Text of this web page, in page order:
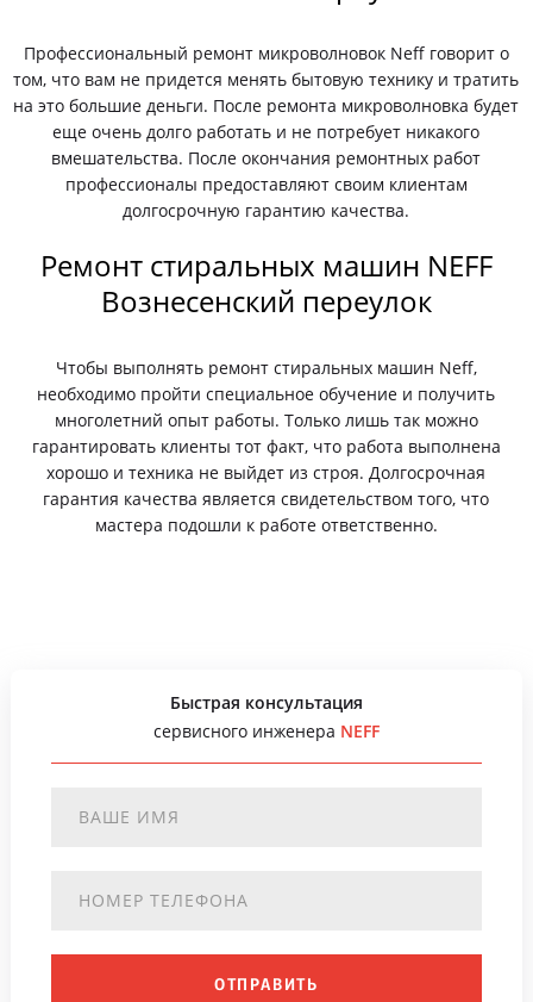
Профессиональный ремонт микроволновок Neff говорит о
том, что вам не придется менять бытовую технику и тратить
на это большие деньги. После ремонта микроволновка будет
еще очень долго работать и не потребует никакого
вмешательства. После окончания ремонтных работ
профессионалы предоставляют своим клиентам
долгосрочную гарантию качества.
Ремонт стиральных машин NEFF
Вознесенский переулок
Чтобы выполнять ремонт стиральных машин Neff,
необходимо пройти специальное обучение и получить
многолетний опыт работы. Только лишь так можно
гарантировать клиенты тот факт, что работа выполнена
хорошо и техника не выйдет из строя. Долгосрочная
гарантия качества является свидетельством того, что
мастера подошли к работе ответственно.
Быстрая консультация
сервисного инженера NEFF
ОТПРАВИТЬ